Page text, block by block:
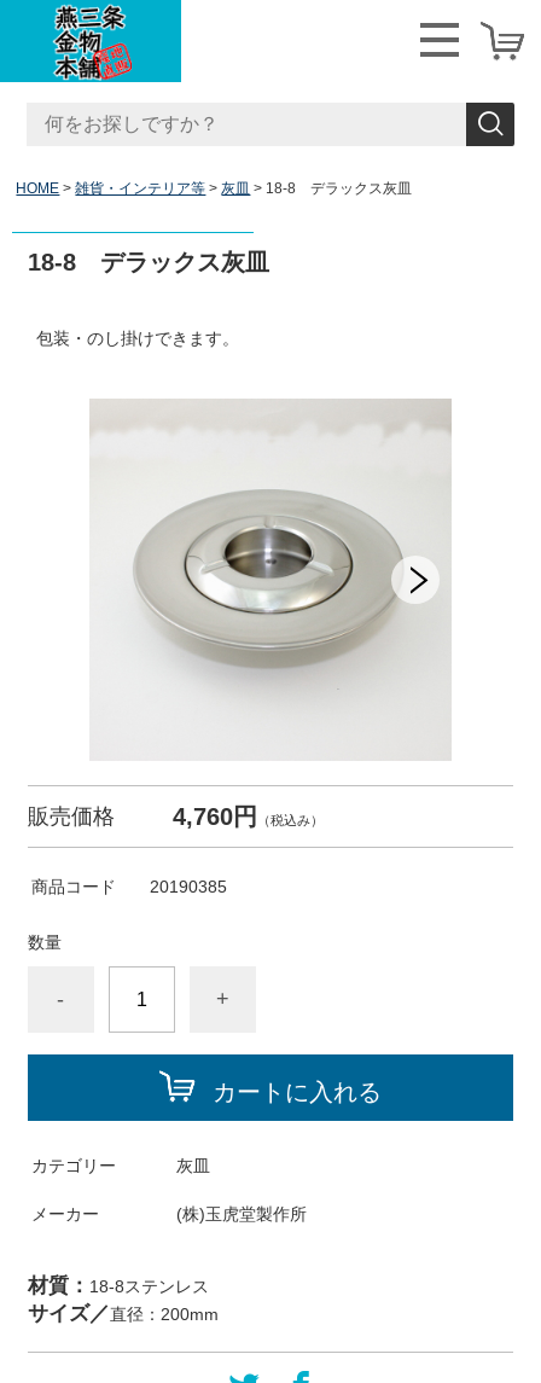
HOME 雑貨・インテリア等 灰皿 18-8 デラックス灰皿
18-8 デラックス灰皿
包装・のし掛けできます。
販売価格 4,760円 （税込み）
商品コード 20190385
数量
- +
カートに入れる
カテゴリー 灰皿
メーカー (株)玉虎堂製作所
材質： 18-8ステンレス
サイズ／直径：200mm